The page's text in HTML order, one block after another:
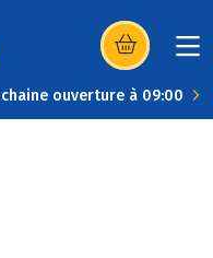
(s’ouvre dans
ouverture à 09:00